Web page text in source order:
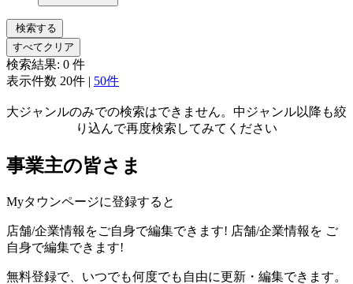
検索する
すべてクリア
検索結果: 0 件
表示件数 20件 | 50件
大ジャンルのみでの検索はできません。中ジャンル以降も絞
り込んで再度検索してみてください
事業主の皆さま
Myタウンページに登録すると
店舗/企業情報をご自身で編集できます! 店舗/企業情報を ご
自身で編集できます!
無料登録で、いつでも何度でも自由に更新・編集できます。